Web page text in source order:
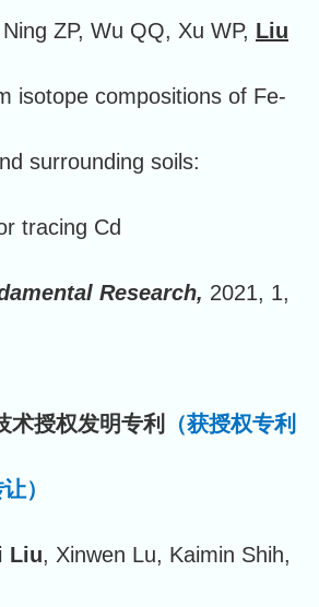
ZP, Wu QQ, Xu WP, Liu
isotope compositions of Fe-
surrounding soils:
tracing Cd
Research, 2021, 1,
术授权发明专利 （获授权专利
）
Liu, Xinwen Lu, Kaimin Shih,